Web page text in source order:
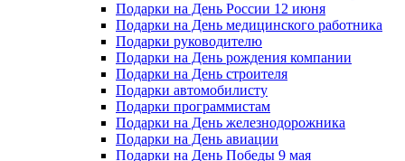
Подарки на День России 12 июня
Подарки на День медицинского работника
Подарки руководителю
Подарки на День рождения компании
Подарки на День строителя
Подарки автомобилисту
Подарки программистам
Подарки на День железнодорожника
Подарки на День авиации
Подарки на День Победы 9 мая